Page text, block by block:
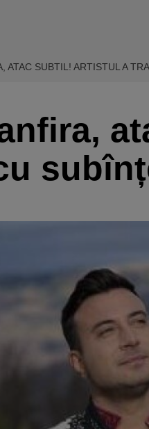
ATAC SUBTIL! ARTISTUL A